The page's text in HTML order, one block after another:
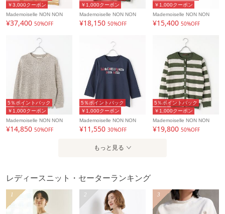
￥3,000クーポン
Mademoiselle NON NON
¥37,400 50%OFF
￥1,000クーポン
Mademoiselle NON NON
¥18,150 50%OFF
￥1,000クーポン
Mademoiselle NON NON
¥15,400 50%OFF
￥1,000クーポン
5％ポイントバック
Mademoiselle NON NON
¥14,850 50%OFF
￥1,000クーポン
5％ポイントバック
Mademoiselle NON NON
¥11,550 30%OFF
￥1,000クーポン
5％ポイントバック
Mademoiselle NON NON
¥19,800 50%OFF
もっと見る
レディースニット・セーターランキング
1 2 3